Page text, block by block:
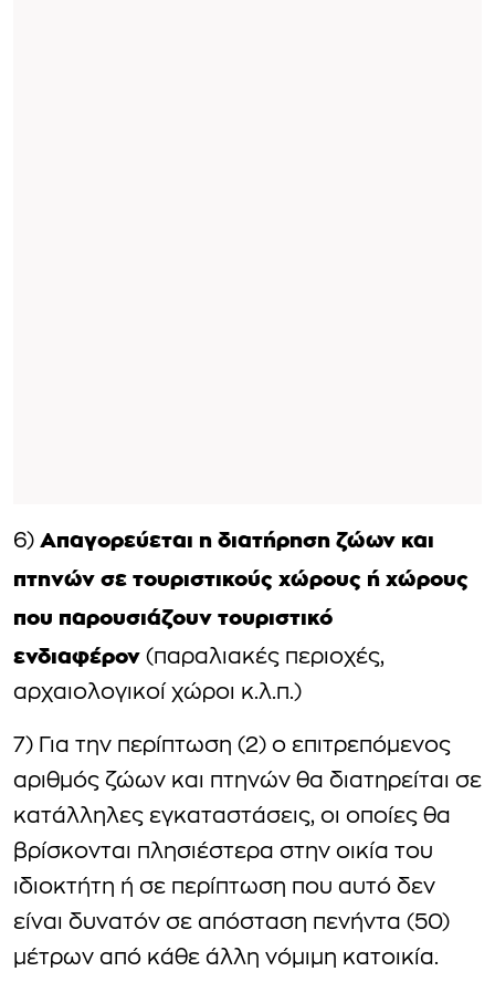
6) Απαγορεύεται η διατήρηση ζώων και
πτηνών σε τουριστικούς χώρους ή χώρους
που παρουσιάζουν τουριστικό
ενδιαφέρον (παραλιακές περιοχές,
αρχαιολογικοί χώροι κ.λ.π.)
7) Για την περίπτωση (2) ο επιτρεπόμενος
αριθμός ζώων και πτηνών θα διατηρείται σε
κατάλληλες εγκαταστάσεις, οι οποίες θα
βρίσκονται πλησιέστερα στην οικία του
ιδιοκτήτη ή σε περίπτωση που αυτό δεν
είναι δυνατόν σε απόσταση πενήντα (50)
μέτρων από κάθε άλλη νόμιμη κατοικία.